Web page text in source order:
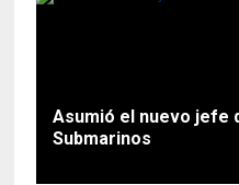
Asumió el nuevo jefe
Submarinos